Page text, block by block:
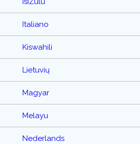
Italiano
Kiswahili
Lietuvių
Magyar
Melayu
Nederlands